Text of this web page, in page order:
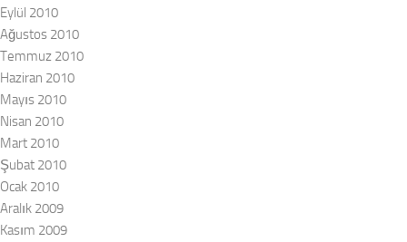
Eylül 2010
Ağustos 2010
Temmuz 2010
Haziran 2010
Mayıs 2010
Nisan 2010
Mart 2010
Şubat 2010
Ocak 2010
Aralık 2009
Kasım 2009